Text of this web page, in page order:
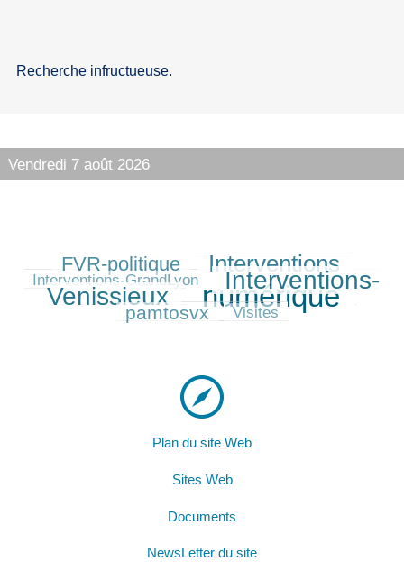
Recherche infructueuse.
Vendredi 7 août 2026
222/414FVR-politique
288/414 Interventions
Interventions-GrandLyon
297/414 Interventions-
Venissieux
414/414 numérique
184/414
pamtosvx
39/414 Visites
Plan du site Web
Sites Web
Documents
NewsLetter du site